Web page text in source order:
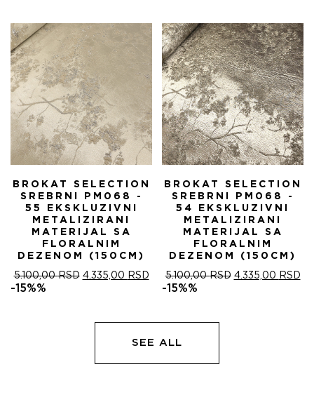
5.100,00 RSD.
BROKAT SELECTION
SREBRNI PM068 -
55 EKSKLUZIVNI
METALIZIRANI
MATERIJAL SA
FLORALNIM
DEZENOM (150CM)
5.100,00RSD ОРИГИНАЛНА
5.100,00 RSD.
4.335,00 RSDТРЕНУТНА
ЦЕНА
-15%%
BROKAT SELECTION
SREBRNI PM068 -
54 EKSKLUZIVNI
METALIZIRANI
MATERIJAL SA
FLORALNIM
DEZENOM (150CM)
5.100,00RSD ОРИГИНАЛНА
4.335,00 RSD
-15%%
SEE ALL